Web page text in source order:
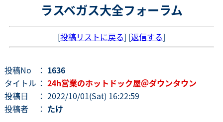
ラスベガス大全フォーラム
[投稿リストに戻る] [返信する]
投稿No ： 1636
タイトル ： 24h営業のホットドック屋＠ダウンタウン
投稿日
： 2022/10/01(Sat) 16:22:59
投稿者
： たけ